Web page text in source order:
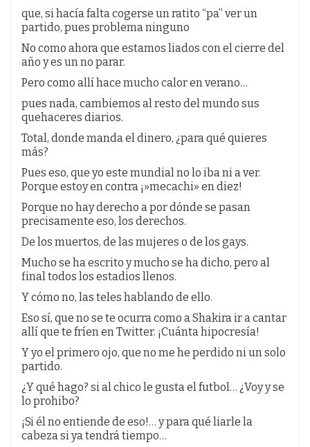
que, si hacía falta cogerse un ratito “pa” ver un
partido, pues problema ninguno
No como ahora que estamos liados con el cierre del
año y es un no parar.
Pero como allí hace mucho calor en verano…
pues nada, cambiemos al resto del mundo sus
quehaceres diarios.
Total, donde manda el dinero, ¿para qué quieres
más?
Pues eso, que yo este mundial no lo iba ni a ver.
Porque estoy en contra ¡»mecachi» en diez!
Porque no hay derecho a por dónde se pasan
precisamente eso, los derechos.
De los muertos, de las mujeres o de los gays.
Mucho se ha escrito y mucho se ha dicho, pero al
final todos los estadios llenos.
Y cómo no, las teles hablando de ello.
Eso sí, que no se te ocurra como a Shakira ir a cantar
allí que te fríen en Twitter. ¡Cuánta hipocresía!
Y yo el primero ojo, que no me he perdido ni un solo
partido.
¿Y qué hago? si al chico le gusta el futbol… ¿Voy y se
lo prohibo?
¡Si él no entiende de eso!… y para qué liarle la
cabeza si ya tendrá tiempo…